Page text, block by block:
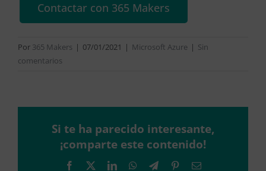
Contactar con 365 Makers
Por 365 Makers | 07/01/2021 | Microsoft Azure | Sin
comentarios
Si te ha parecido interesante,
¡comparte este contenido!
Facebook LinkedInWhatsApp
TelegramPinterestCorreo